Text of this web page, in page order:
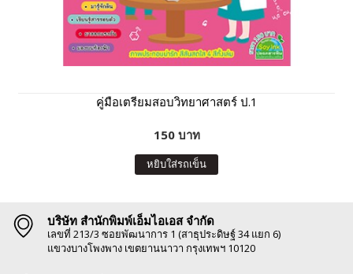
คู่มือเตรียมสอบวิทยาศาสตร์ ป.1
150 บาท
หยิบใส่รถเข็น
บริษัท สำนักพิมพ์เอ็มไอเอส จำกัด
เลขที่ 213/3 ซอยพัฒนาการ 1 (สาธุประดิษฐ์ 34 แยก 6)
แขวงบางโพงพาง เขตยานนาวา กรุงเทพฯ 10120